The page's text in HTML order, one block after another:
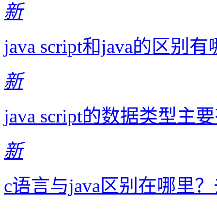
新
java script和java的区别
新
java script的数据类型主
新
c语言与java区别在哪里